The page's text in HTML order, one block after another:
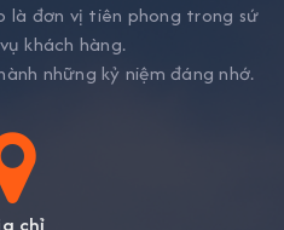
là đơn vị tiên phong trong sứ
khách hàng.
những kỷ niệm đáng nhớ.